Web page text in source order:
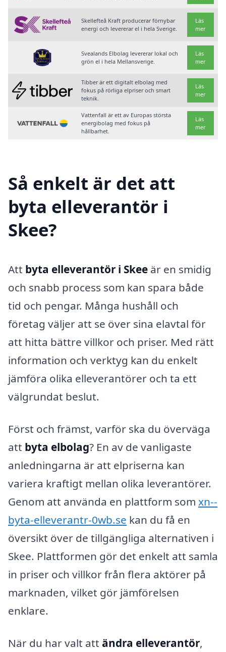
Skellefteå Kraft producerar förnybar
energi och levererar el i hela Sverige.
Läs
mer
Svealands Elbolag levererar lokal och
grön el i hela Mellansverige.
Läs
mer
Tibber är ett digitalt elbolag med
fokus på rörliga elpriser och smart
teknik.
Läs
mer
Vattenfall är ett av Europas största
energibolag med fokus på
hållbarhet.
Läs
mer
Så enkelt är det att
byta elleverantör i
Skee?
Att byta elleverantör i Skee är en smidig
och snabb process som kan spara både
tid och pengar. Många hushåll och
företag väljer att se över sina elavtal för
att hitta bättre villkor och priser. Med rätt
information och verktyg kan du enkelt
jämföra olika elleverantörer och ta ett
välgrundat beslut.
Först och främst, varför ska du överväga
att byta elbolag? En av de vanligaste
anledningarna är att elpriserna kan
variera kraftigt mellan olika leverantörer.
Genom att använda en plattform som xn--
byta-elleverantr-0wb.se kan du få en
översikt över de tillgängliga alternativen i
Skee. Plattformen gör det enkelt att samla
in priser och villkor från flera aktörer på
marknaden, vilket gör jämförelsen
enklare.
När du har valt att ändra elleverantör,